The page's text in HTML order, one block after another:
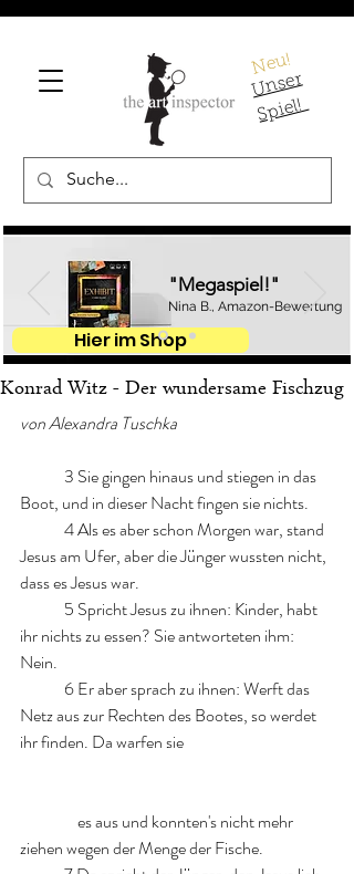
Neu!
U
ns
er
S
pi
el!
"Megaspiel!"
Nina B., Amazon-Bewertung
Hier im Shop
Konrad Witz - Der wundersame Fischzug
von Alexandra Tuschka
Boot, und in dieser Nacht fingen sie nichts.
Jesus am Ufer, aber die Jünger wussten nicht,
dass es Jesus war.
ihr nichts zu essen? Sie antworteten ihm:
Nein.
Netz aus zur Rechten des Bootes, so werdet
ihr finden. Da warfen sie
ziehen wegen der Menge der Fische.